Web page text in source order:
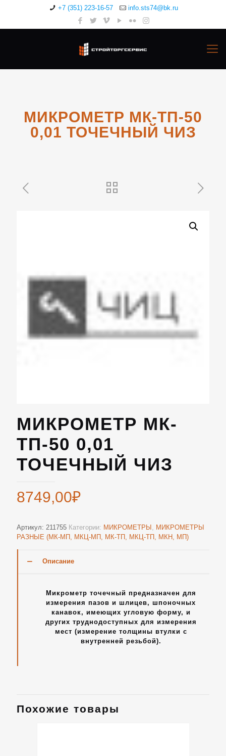
+7 (351) 223-16-57 info.sts74@bk.ru
МИКРОМЕТР МК-ТП-50
0,01 ТОЧЕЧНЫЙ ЧИЗ
МИКРОМЕТР МК-
ТП-50 0,01
ТОЧЕЧНЫЙ ЧИЗ
8749,00₽
Артикул: 211755 Категории: МИКРОМЕТРЫ , МИКРОМЕТРЫ
РАЗНЫЕ (МК-МП, МКЦ-МП, МК-ТП, МКЦ-ТП, МКН, МП)
Описание
Микрометр точечный предназначен для
измерения пазов и шлицев, шпоночных
канавок, имеющих угловую форму, и
других труднодоступных для измерения
мест (измерение толщины втулки с
внутренней резьбой).
Похожие товары